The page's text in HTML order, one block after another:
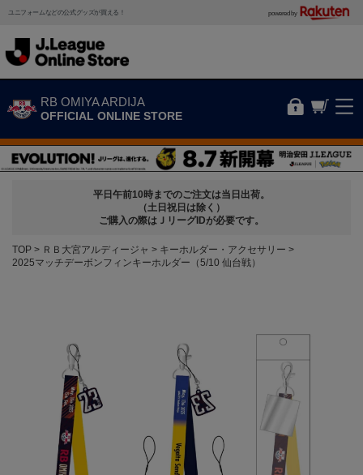
ユニフォームなどの公式グッズが買える！ powered by
RB OMIYA ARDIJA
OFFICIAL ONLINE STORE
平日午前10時までのご注文は当日出荷。
（土日祝日は除く）
ご購入の際はＪリーグIDが必要です。
TOP ＲＢ大宮アルディージャ
キーホルダー・アクセサリー
2025マッチデーボンフィンキーホルダー（5/10 仙台戦）